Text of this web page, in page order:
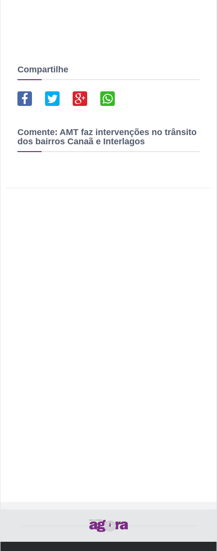
Compartilhe
Comente: AMT faz intervenções no trânsito
dos bairros Canaã e Interlagos